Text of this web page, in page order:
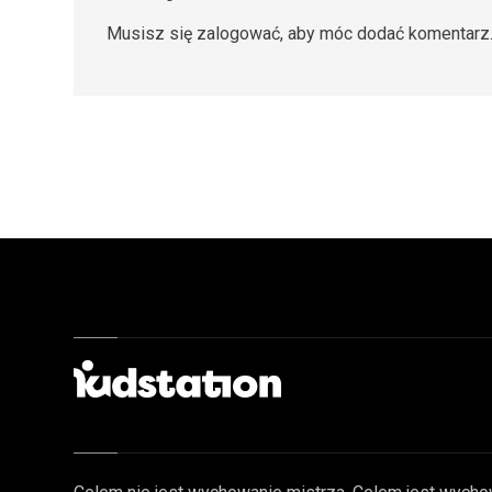
Musisz się zalogować, aby móc dodać